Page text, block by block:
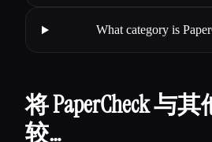
What category is
将 PaperCheck 与
较…